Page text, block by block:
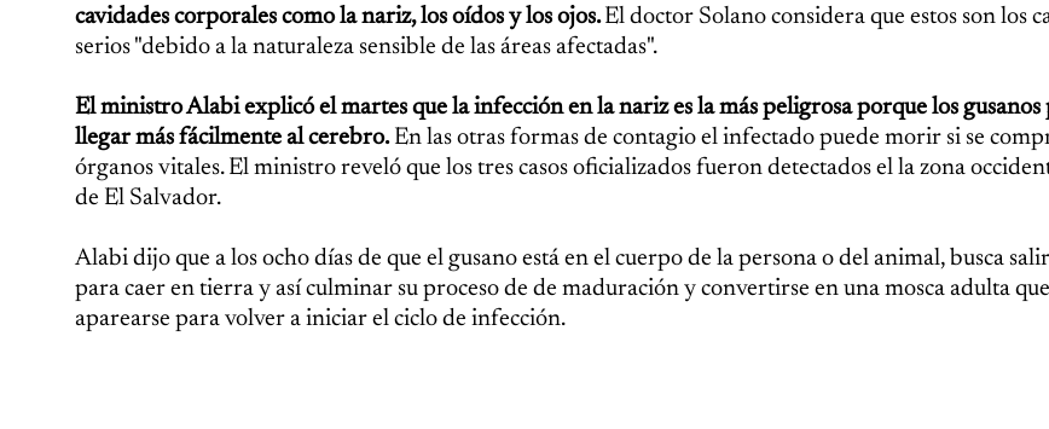
cavidades corporales como la nariz, los oídos y los ojos.El doctor Solano considera que estos son los
serios "debido a la naturaleza sensible de las áreas afectadas".
El ministro Alabi explicó el martes que la infección en la nariz es la más peligrosa porque los gusanos
llegar más fácilmente al cerebro.En las otras formas de contagio el infectado puede morir si se
órganos vitales. El ministro reveló que los tres casos oficializados fueron detectados el la zona
de El Salvador.
Alabi dijo que a los ocho días de que el gusano está en el cuerpo de la persona o del animal, busca
para caer en tierra y así culminar su proceso de de maduración y convertirse en una mosca adulta
aparearse para volver a iniciar el ciclo de infección.